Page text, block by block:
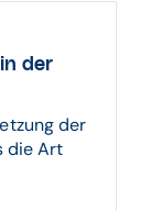
der
der
die Art